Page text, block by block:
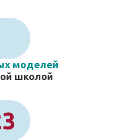
моделей
школой